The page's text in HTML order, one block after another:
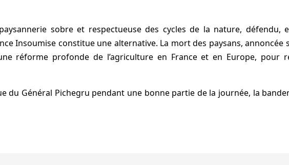
sobre et respectueuse des cycles de la nature, défendu,
Insoumise constitue une alternative. La mort des paysans,
réforme profonde de l’agriculture en France et en Europe, pour
du Général Pichegru pendant une bonne partie de la journée, la